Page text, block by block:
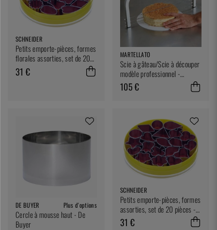
SCHNEIDER
Petits emporte-pièces, formes
florales assorties, set de 20
pièces - Schneider
31 €
MARTELLATO
Scie à gâteau/Scie à découper
modèle professionnel -
Martellato
105 €
DE BUYER Plus d'options
Cercle à mousse haut - De
Buyer
SCHNEIDER
Petits emporte-pièces, formes
assorties, set de 20 pièces -
Schneider
31 €